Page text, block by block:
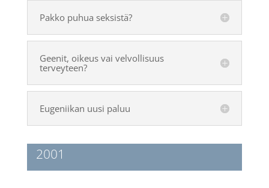
Pakko puhua seksistä?
Geenit, oikeus vai velvollisuus
terveyteen?
Eugeniikan uusi paluu
2001